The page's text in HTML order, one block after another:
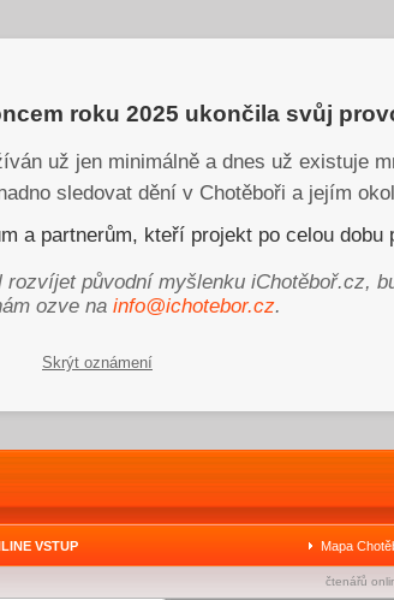
roku 2025 ukončila svůj
už jen minimálně a dnes už existuje
sledovat dění v Chotěboři a jejím
a partnerům, kteří projekt po celou dobu
původní myšlenku iChotěboř.cz,
ozve na info@ichotebor.cz.
Skrýt oznámení
VSTUP Mapa
čtenářů